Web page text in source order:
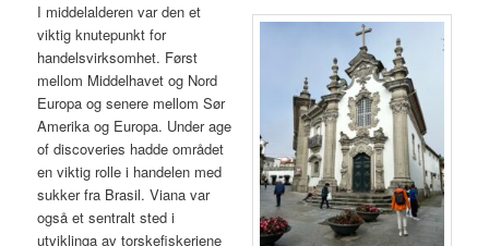
I middelalderen var den et
viktig knutepunkt for
handelsvirksomhet. Først
mellom Middelhavet og Nord
Europa og senere mellom Sør
Amerika og Europa. Under age
of discoveries hadde området
en viktig rolle i handelen med
sukker fra Brasil. Viana var
også et sentralt sted i
utviklinga av torskefiskeriene